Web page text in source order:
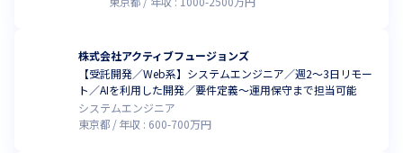
株式会社アクティブフュージョンズ
【受託開発／Web系】システムエンジニア／週2～3日リモー
ト／AIを利用した開発／要件定義～運用保守まで担当可能
システムエンジニア
東京都
年収 : 600-700万円